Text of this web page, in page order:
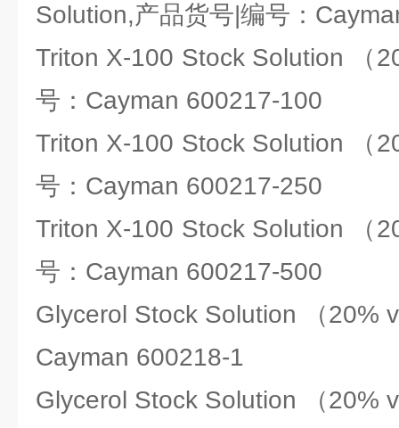
Solution,产品货号|编号：
Triton X-100 Stock Solution （
号：Cayman 600217-100
Triton X-100 Stock Solution （
号：Cayman 600217-250
Triton X-100 Stock Solution （
号：Cayman 600217-500
Glycerol Stock Solution （20%
Cayman 600218-1
Glycerol Stock Solution （20%